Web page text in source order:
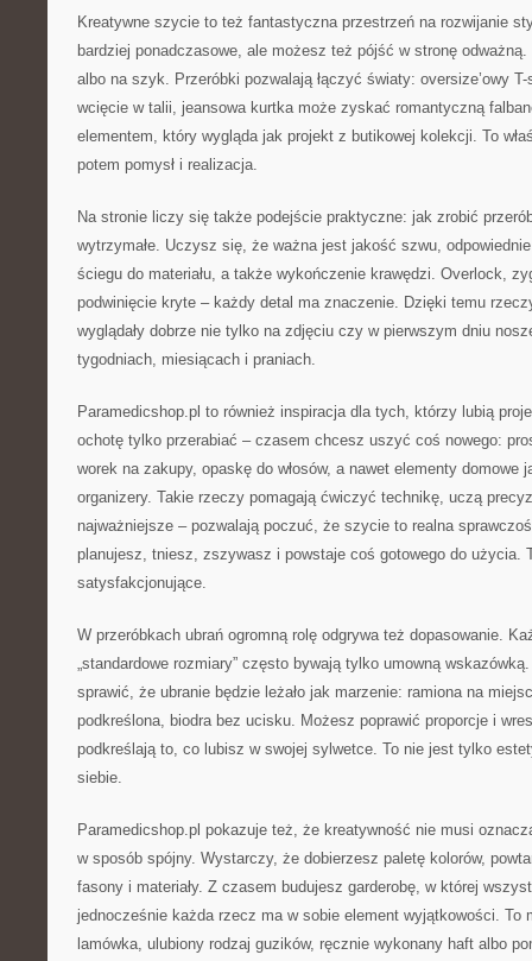
Kreatywne szycie to też fantastyczna przestrzeń na rozwijanie
bardziej ponadczasowe, ale możesz też pójść w stronę
albo na szyk. Przeróbki pozwalają łączyć światy: oversize’owy
wcięcie w talii, jeansowa kurtka może zyskać romantyczną
elementem, który wygląda jak projekt z butikowej kolekcji. To
potem pomysł i realizacja.
Na stronie liczy się także podejście praktyczne: jak zrobić
wytrzymałe. Uczysz się, że ważna jest jakość szwu,
ściegu do materiału, a także wykończenie krawędzi. Overlock,
podwinięcie kryte – każdy detal ma znaczenie. Dzięki temu
wyglądały dobrze nie tylko na zdjęciu czy w pierwszym dniu
tygodniach, miesiącach i praniach.
Paramedicshop.pl to również inspiracja dla tych, którzy lubią
ochotę tylko przerabiać – czasem chcesz uszyć coś nowego:
worek na zakupy, opaskę do włosów, a nawet elementy domowe
organizery. Takie rzeczy pomagają ćwiczyć technikę, uczą
najważniejsze – pozwalają poczuć, że szycie to realna
planujesz, tniesz, zszywasz i powstaje coś gotowego do użycia.
satysfakcjonujące.
W przeróbkach ubrań ogromną rolę odgrywa też dopasowanie.
„standardowe rozmiary” często bywają tylko umowną
sprawić, że ubranie będzie leżało jak marzenie: ramiona na
podkreślona, biodra bez ucisku. Możesz poprawić proporcje i
podkreślają to, co lubisz w swojej sylwetce. To nie jest tylko
siebie.
Paramedicshop.pl pokazuje też, że kreatywność nie musi
w sposób spójny. Wystarczy, że dobierzesz paletę kolorów,
fasony i materiały. Z czasem budujesz garderobę, w której
jednocześnie każda rzecz ma w sobie element wyjątkowości. To
lamówka, ulubiony rodzaj guzików, ręcznie wykonany haft albo